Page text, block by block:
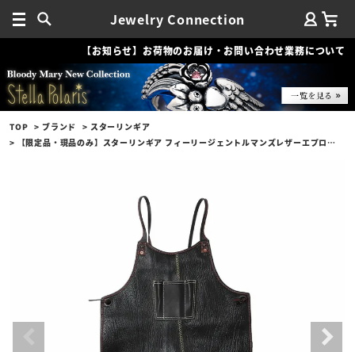
Jewelry Connection
【お知らせ】お荷物のお届け・お問い合わせ業務について
TOP ブランド
スターリンギア
【限定品・現品のみ】スターリンギア フィーリージェントルマンズレザーエプロンビルフォールド w/スカル w/シャーク